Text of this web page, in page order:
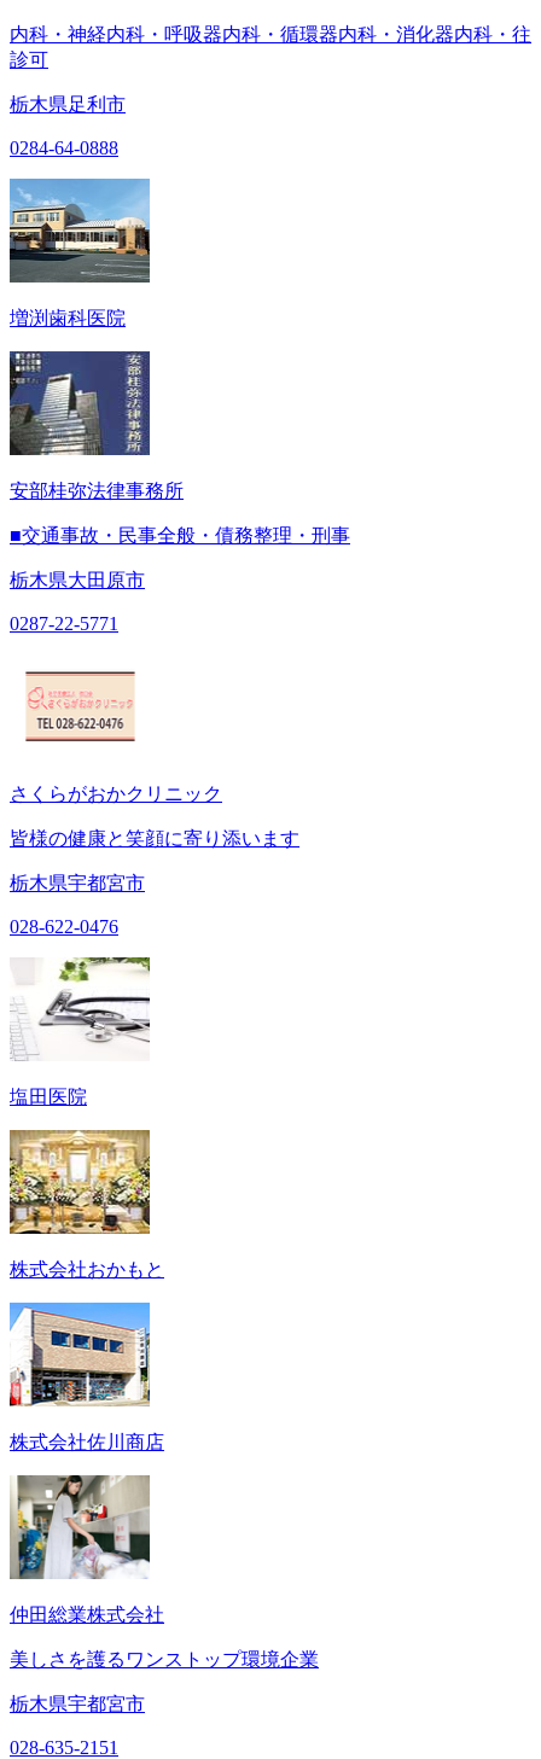
内科・神経内科・呼吸器内科・循環器内科・消化器内科・往
診可
栃木県足利市
0284-64-0888
増渕歯科医院
安部桂弥法律事務所
■交通事故・民事全般・債務整理・刑事
栃木県大田原市
0287-22-5771
さくらがおかクリニック
皆様の健康と笑顔に寄り添います
栃木県宇都宮市
028-622-0476
塩田医院
株式会社おかもと
株式会社佐川商店
仲田総業株式会社
美しさを護るワンストップ環境企業
栃木県宇都宮市
028-635-2151